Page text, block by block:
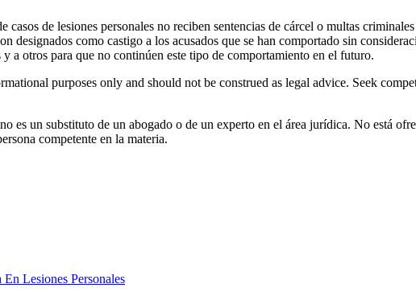
de lesiones personales no reciben sentencias de cárcel o multas
designados como castigo a los acusados que se han comportado sin
a otros para que no continúen este tipo de comportamiento en el futuro.
purposes only and should not be construed as legal advice. Seek
es un substituto de un abogado o de un experto en el área jurídica. No está
competente en la materia.
Lesiones Personales